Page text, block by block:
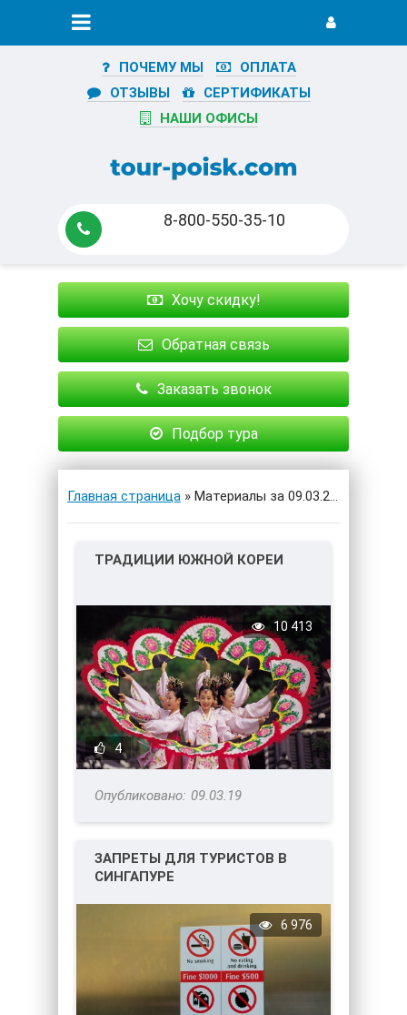
ПОЧЕМУ МЫ
ОПЛАТА
ОТЗЫВЫ
СЕРТИФИКАТЫ
НАШИ ОФИСЫ
8-800-550-35-10
Хочу скидку!
Обратная связь
Заказать звонок
Подбор тура
Главная страница » Материалы за 09.03.2019
ТРАДИЦИИ ЮЖНОЙ КОРЕИ
4
10 413
09.03.19
ЗАПРЕТЫ ДЛЯ ТУРИСТОВ В
СИНГАПУРЕ
6 976